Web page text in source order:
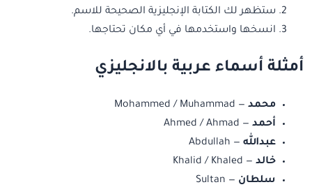
ستظهر لك الكتابة الإنجليزية الصحيحة للاسم.
انسخها واستخدمها في أي مكان تحتاجها.
أمثلة أسماء عربية بالانجليزي
محمد — Mohammed / Muhammad
أحمد — Ahmed / Ahmad
عبدالله — Abdullah
خالد — Khalid / Khaled
سلطان — Sultan